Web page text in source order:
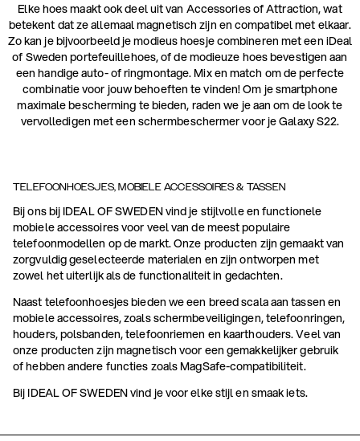
Elke hoes maakt ook deel uit van Accessories of Attraction, wat
betekent dat ze allemaal magnetisch zijn en compatibel met elkaar.
Zo kan je bijvoorbeeld je modieus hoesje combineren met een iDeal
of Sweden portefeuillehoes, of de modieuze hoes bevestigen aan
een handige auto- of ringmontage. Mix en match om de perfecte
combinatie voor jouw behoeften te vinden! Om je smartphone
maximale bescherming te bieden, raden we je aan om de look te
vervolledigen met een schermbeschermer voor je Galaxy S22.
TELEFOONHOESJES, MOBIELE ACCESSOIRES & TASSEN
Bij ons bij IDEAL OF SWEDEN vind je stijlvolle en functionele
mobiele accessoires voor veel van de meest populaire
telefoonmodellen op de markt. Onze producten zijn gemaakt van
zorgvuldig geselecteerde materialen en zijn ontworpen met
zowel het uiterlijk als de functionaliteit in gedachten.
Naast telefoonhoesjes bieden we een breed scala aan tassen en
mobiele accessoires, zoals schermbeveiligingen, telefoonringen,
houders, polsbanden, telefoonriemen en kaarthouders. Veel van
onze producten zijn magnetisch voor een gemakkelijker gebruik
of hebben andere functies zoals MagSafe-compatibiliteit.
Bij IDEAL OF SWEDEN vind je voor elke stijl en smaak iets.